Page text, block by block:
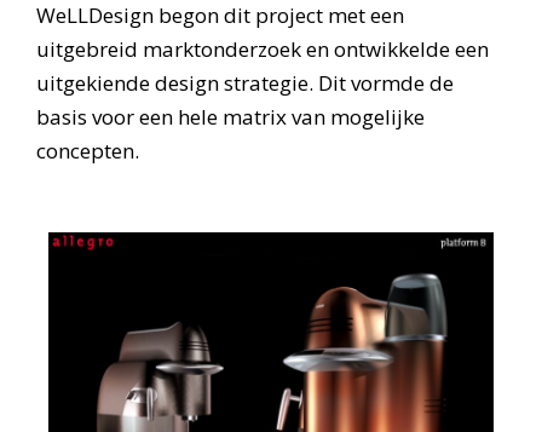
WeLLDesign begon dit project met een
uitgebreid marktonderzoek en ontwikkelde een
uitgekiende design strategie. Dit vormde de
basis voor een hele matrix van mogelijke
concepten.